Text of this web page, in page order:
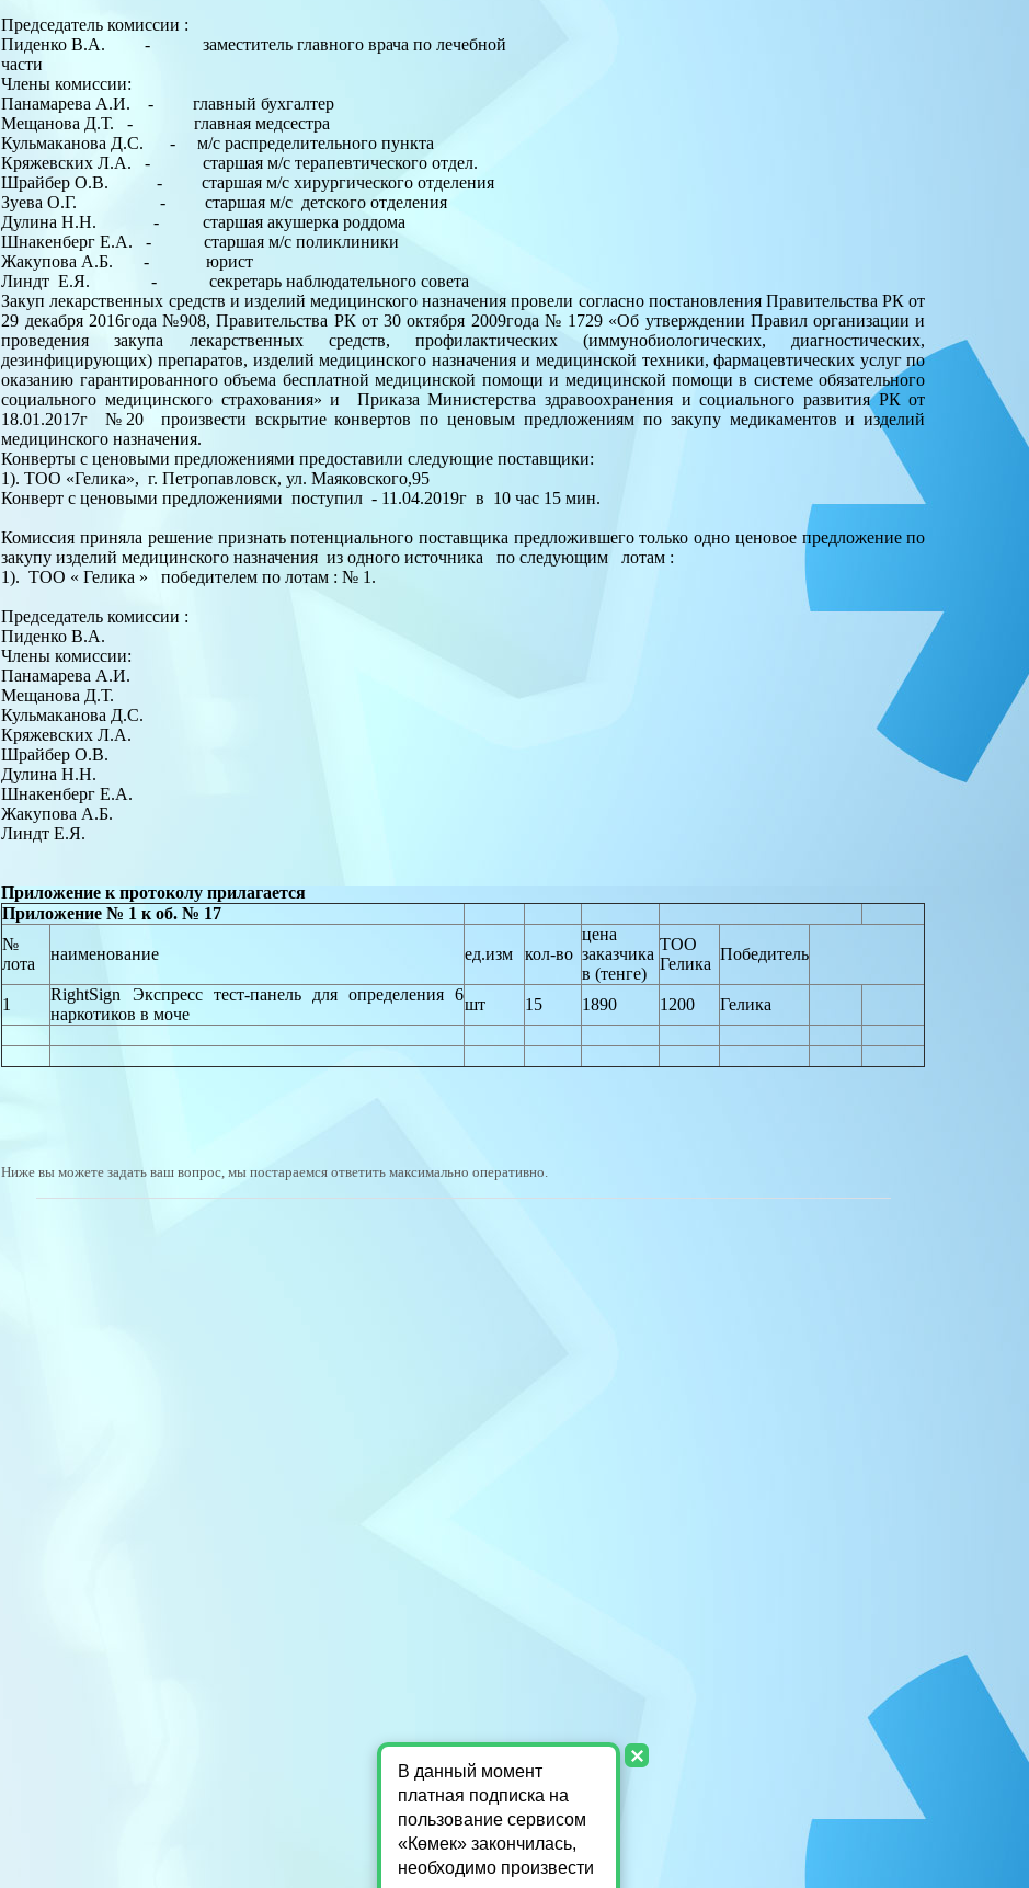
Председатель комиссии :
Пиденко В.А. - заместитель главного врача по лечебной
части
Члены комиссии:
Панамарева А.И. - главный бухгалтер
Мещанова Д.Т. - главная медсестра
Кульмаканова Д.С. - м/с распределительного пункта
Кряжевских Л.А. - старшая м/с терапевтического отдел.
Шрайбер О.В. - старшая м/с хирургического отделения
Зуева О.Г. - старшая м/с детского отделения
Дулина Н.Н. - старшая акушерка роддома
Шнакенберг Е.А. - старшая м/с поликлиники
Жакупова А.Б. - юрист
Линдт Е.Я. - секретарь наблюдательного совета
Закуп лекарственных средств и изделий медицинского назначения провели согласно постановления Правительства РК от
29 декабря 2016года №908, Правительства РК от 30 октября 2009года № 1729 «Об утверждении Правил организации и
проведения закупа лекарственных средств, профилактических (иммунобиологических, диагностических,
дезинфицирующих) препаратов, изделий медицинского назначения и медицинской техники, фармацевтических услуг по
оказанию гарантированного объема бесплатной медицинской помощи и медицинской помощи в системе обязательного
социального медицинского страхования» и Приказа Министерства здравоохранения и социального развития РК от
18.01.2017г №20 произвести вскрытие конвертов по ценовым предложениям по закупу медикаментов и изделий
медицинского назначения.
Конверты с ценовыми предложениями предоставили следующие поставщики:
1). ТОО «Гелика», г. Петропавловск, ул. Маяковского,95
Конверт с ценовыми предложениями поступил - 11.04.2019г в 10 час 15 мин.
Комиссия приняла решение признать потенциального поставщика предложившего только одно ценовое предложение по
закупу изделий медицинского назначения из одного источника по следующим лотам :
1). ТОО « Гелика » победителем по лотам : № 1.
Председатель комиссии :
Пиденко В.А.
Члены комиссии:
Панамарева А.И.
Мещанова Д.Т.
Кульмаканова Д.С.
Кряжевских Л.А.
Шрайбер О.В.
Дулина Н.Н.
Шнакенберг Е.А.
Жакупова А.Б.
Линдт Е.Я.
Приложение к протоколу прилагается
Приложение № 1 к об. № 17
№
лота
наименование ед.изм кол-во
цена
заказчика
в (тенге)
ТОО
Гелика
Победитель
1
RightSign Экспресс тест-панель для определения 6
наркотиков в моче
шт 15 1890 1200 Гелика
Ниже вы можете задать ваш вопрос, мы постараемся ответить максимально оперативно.